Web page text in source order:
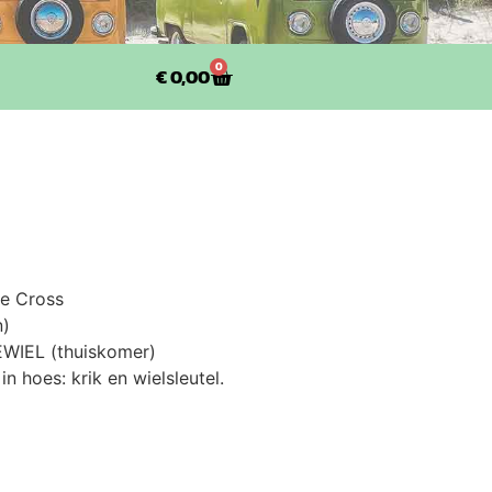
€0,00 0
Cross
(thuiskomer)
hoes: krik en wielsleutel.